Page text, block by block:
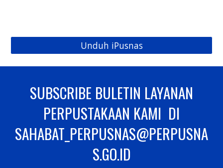
Unduh iPusnas
SUBSCRIBE BULETIN LAYANAN
PERPUSTAKAAN KAMI DI
SAHABAT_PERPUSNAS@PERPUSNA
S.GO.ID